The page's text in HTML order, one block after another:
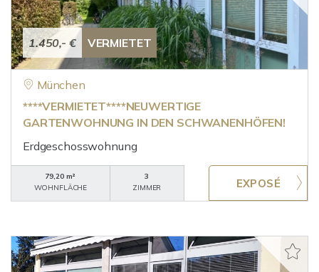
1.450,- € VERMIETET
München
****VERMIETET****NEUWERTIGE
GARTENWOHNUNG IN DEN SCHWANENHÖFEN!
Erdgeschosswohnung
79,20 m²
WOHNFLÄCHE
3
ZIMMER